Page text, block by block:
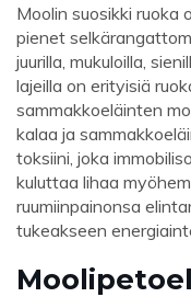
Moolin suosikki ruoka
pienet
juurilla, mukuloilla,
lajeilla on erityisiä
sammakkoeläinten
kalaa ja
toksiini, joka
kuluttaa lihaa
ruumiinpainonsa
tukeakseen